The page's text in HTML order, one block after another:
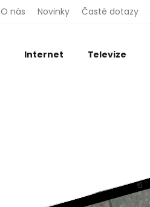
O nás Novinky Časté dotazy
Internet Televize